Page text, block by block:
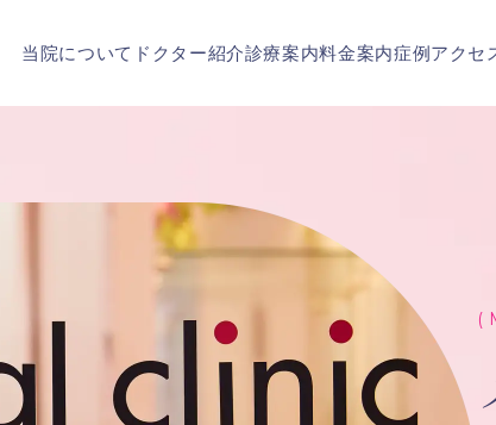
当院について ドクター紹介診療案内料金案内症例アクセ
(